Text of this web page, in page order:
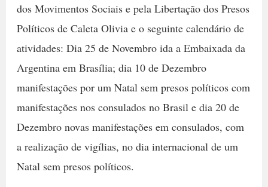
dos Movimentos Sociais e pela Libertação dos Presos
Políticos de Caleta Olivia e o seguinte calendário de
atividades: Dia 25 de Novembro ida a Embaixada da
Argentina em Brasília; dia 10 de Dezembro
manifestações por um Natal sem presos políticos com
manifestações nos consulados no Brasil e dia 20 de
Dezembro novas manifestações em consulados, com
a realização de vigílias, no dia internacional de um
Natal sem presos políticos.